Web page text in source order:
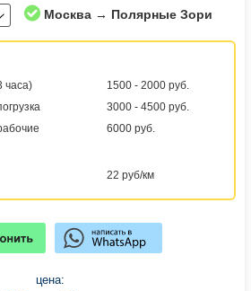
Москва → Полярные Зори
часа)
1500 - 2000 руб.
3000 - 4500 руб.
6000 руб.
22 руб/км
цена: